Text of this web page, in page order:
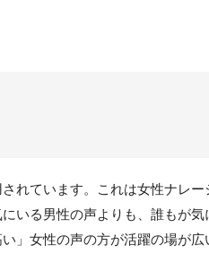
れています。これは女性ナレ
いる男性の声よりも、誰もが
」女性の声の方が活躍の場が広